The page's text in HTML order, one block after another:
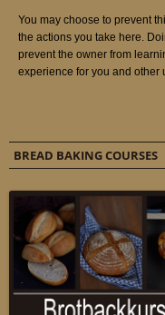
BREAD BAKING COURSES